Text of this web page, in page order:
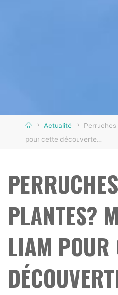
HomeActualité
pour cette découverte…
PLANTES?
LIAM POUR